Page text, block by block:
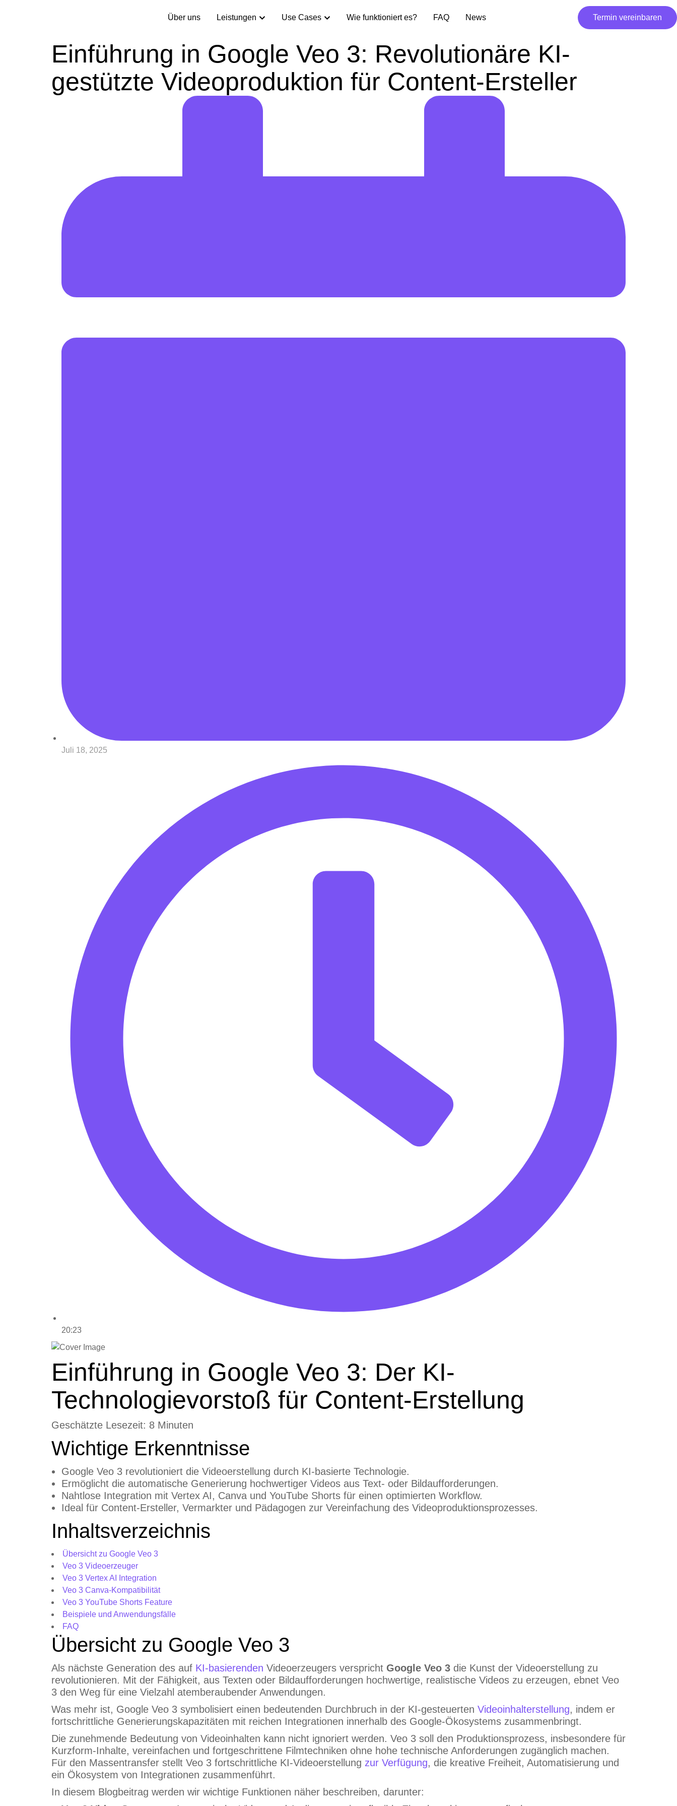
Über uns Leistungen Use Cases Wie funktioniert es? FAQ News Termin vereinbaren
Einführung in Google Veo 3: Revolutionäre KI-
gestützte Videoproduktion für Content-Ersteller
Juli 18, 2025
20:23
Einführung in Google Veo 3: Der KI-
Technologievorstoß für Content-Erstellung
Geschätzte Lesezeit: 8 Minuten
Wichtige Erkenntnisse
Google Veo 3 revolutioniert die Videoerstellung durch KI-basierte Technologie.
Ermöglicht die automatische Generierung hochwertiger Videos aus Text- oder Bildaufforderungen.
Nahtlose Integration mit Vertex AI, Canva und YouTube Shorts für einen optimierten Workflow.
Ideal für Content-Ersteller, Vermarkter und Pädagogen zur Vereinfachung des Videoproduktionsprozesses.
Inhaltsverzeichnis
Übersicht zu Google Veo 3
Veo 3 Videoerzeuger
Veo 3 Vertex AI Integration
Veo 3 Canva-Kompatibilität
Veo 3 YouTube Shorts Feature
Beispiele und Anwendungsfälle
FAQ
Übersicht zu Google Veo 3
Als nächste Generation des auf KI-basierenden Videoerzeugers verspricht Google Veo 3 die Kunst der Videoerstellung zu
revolutionieren. Mit der Fähigkeit, aus Texten oder Bildaufforderungen hochwertige, realistische Videos zu erzeugen, ebnet Veo
3 den Weg für eine Vielzahl atemberaubender Anwendungen.
Was mehr ist, Google Veo 3 symbolisiert einen bedeutenden Durchbruch in der KI-gesteuerten Videoinhalterstellung, indem er
fortschrittliche Generierungskapazitäten mit reichen Integrationen innerhalb des Google-Ökosystems zusammenbringt.
Die zunehmende Bedeutung von Videoinhalten kann nicht ignoriert werden. Veo 3 soll den Produktionsprozess, insbesondere für
Kurzform-Inhalte, vereinfachen und fortgeschrittene Filmtechniken ohne hohe technische Anforderungen zugänglich machen.
Für den Massentransfer stellt Veo 3 fortschrittliche KI-Videoerstellung zur Verfügung, die kreative Freiheit, Automatisierung und
ein Ökosystem von Integrationen zusammenführt.
In diesem Blogbeitrag werden wir wichtige Funktionen näher beschreiben, darunter: